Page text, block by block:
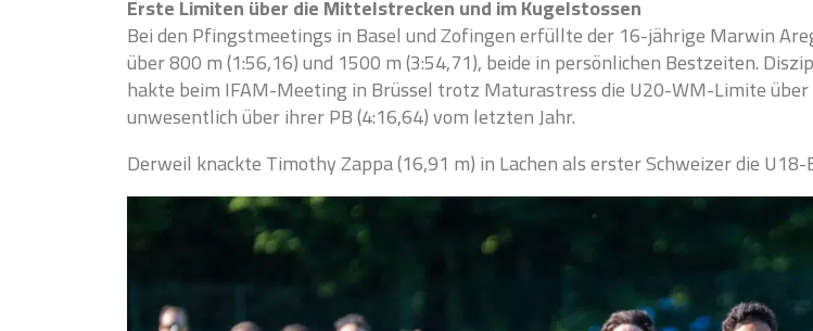
Erste Limiten über die Mittelstrecken und im Kugelstossen
Bei den Pfingstmeetings in Basel und Zofingen erfüllte der 16-jährige Marwin
über 800 m (1:56,16) und 1500 m (3:54,71), beide in persönlichen Bestzeiten.
hakte beim IFAM-Meeting in Brüssel trotz Maturastress die U20-WM-Limite
unwesentlich über ihrer PB (4:16,64) vom letzten Jahr.
Derweil knackte Timothy Zappa (16,91 m) in Lachen als erster Schweizer die